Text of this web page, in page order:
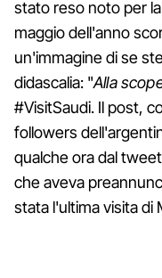
stato reso noto per
maggio dell'anno
un'immagine di se
didascalia: "Alla
#VisitSaudi. Il post,
followers
qualche ora dal
che aveva
stata l'ultima visita di